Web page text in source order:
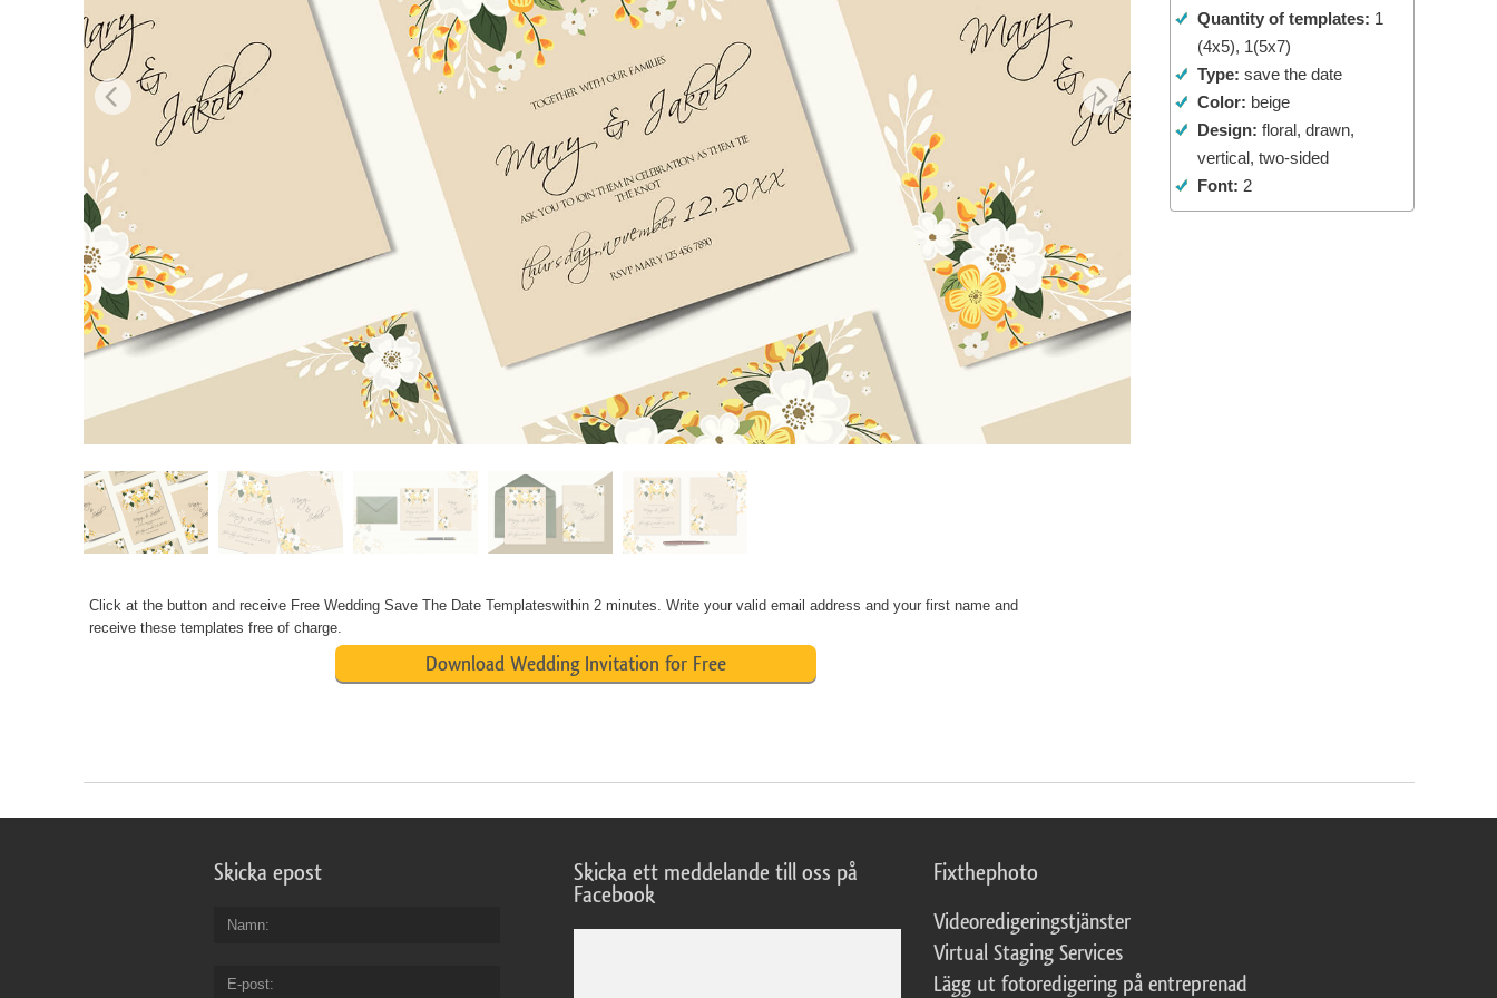
Produktfotoredigering Fotoredigering av smycken AI-träningsdata Video Editing ServicesQuantity of templates: 1
(4x5), 1(5x7)
Type: save the date
Color: beige
Design: floral, drawn,
vertical, two-sided
Font: 2
Click at the button and receive Free Wedding Save The Date Templateswithin 2 minutes. Write your valid email address and your first name and
receive these templates free of charge.
Download Wedding Invitation for Free
Skicka epost
Namn
E-post
Skicka ett meddelande till oss på
Facebook
Fixthephoto
Videoredigeringstjänster
Virtual Staging Services
Lägg ut fotoredigering på entreprenad